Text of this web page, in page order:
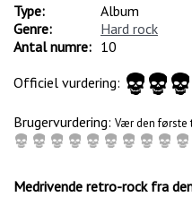
Type:
Album
Genre:
Hard rock
Antal numre: 10
Officiel vurdering:
Brugervurdering: Vær den første
Medrivende retro-rock fra